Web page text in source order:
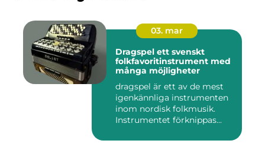
03. mar
Dragspel ett svenskt
folkfavoritinstrument med
många möjligheter
dragspel är ett av de mest
igenkännliga instrumenten
inom nordisk folkmusik.
Instrumentet förknippas...